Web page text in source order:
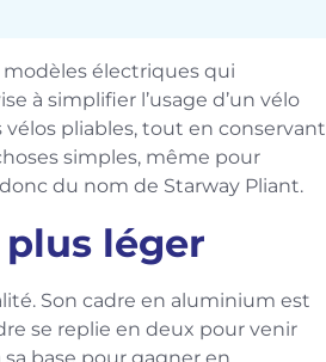
modèles électriques qui
à simplifier l’usage d’un vélo
pliables, tout en conservant
simples, même pour
du nom de Starway Pliant.
léger
Son cadre en aluminium est
se replie en deux pour venir